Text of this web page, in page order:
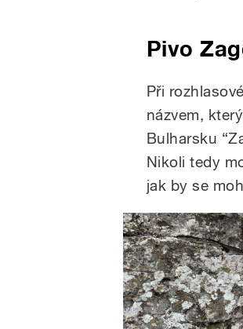
Pivo
Při
názvem,
Bulharsku
Nikoli tedy
jak by se